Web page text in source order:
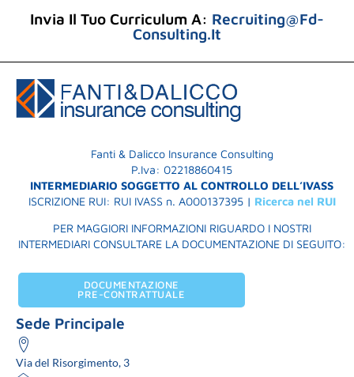
Invia Il Tuo Curriculum A: Recruiting@fd-
Consulting.it
Fanti & Dalicco Insurance Consulting
P.Iva: 02218860415
INTERMEDIARIO SOGGETTO AL CONTROLLO DELL’IVASS
ISCRIZIONE RUI: RUI IVASS n. A000137395 | Ricerca nel RUI
PER MAGGIORI INFORMAZIONI RIGUARDO I NOSTRI
INTERMEDIARI CONSULTARE LA DOCUMENTAZIONE DI SEGUITO:
DOCUMENTAZIONE
PRE-CONTRATTUALE
Sede Principale
Via del Risorgimento, 3